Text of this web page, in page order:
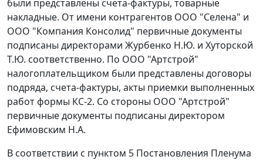
были представлены счета-фактуры, товарные
накладные. От имени контрагентов ООО "Селена" и
ООО "Компания Консолид" первичные документы
подписаны директорами Журбенко Н.Ю. и Хуторской
Т.Ю. соответственно. По ООО "Артстрой"
налогоплательщиком были представлены договоры
подряда, счета-фактуры, акты приемки выполненных
работформы КС-2. Со стороны ООО "Артстрой"
первичные документы подписаны директором
Ефимовским Н.А.
В соответствии с пунктом 5 Постановления Пленума